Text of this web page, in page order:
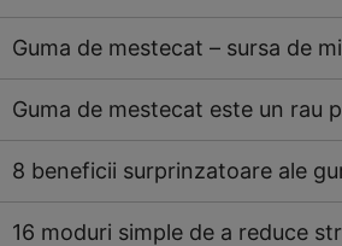
Guma de mestecat – sursa de
Guma de mestecat este un rau
8 beneficii surprinzatoare ale
16 moduri simple de a reduce